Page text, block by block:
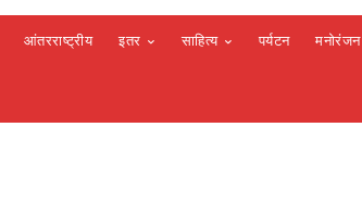
आंतरराष्ट्रीय इतर साहित्य पर्यटन मनोरंजन